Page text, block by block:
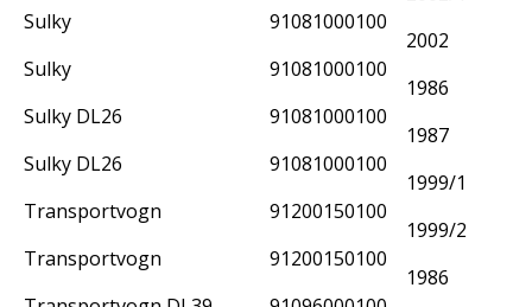
Sulky
Sulky
Sulky DL26
Sulky DL26
Transportvogn
Transportvogn
91081000100
91081000100
91081000100
91081000100
91200150100
91200150100
2002
1986
1987
1999/1
1999/2
1986